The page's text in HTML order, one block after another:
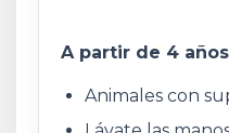
A partir de 4 años
Animales con